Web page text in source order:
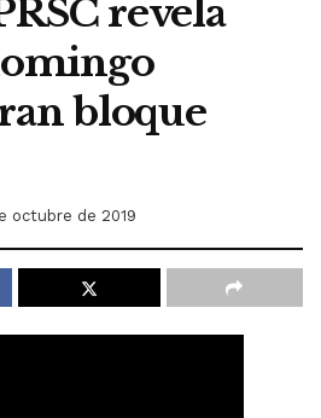
revela
bloque
octubre de 2019